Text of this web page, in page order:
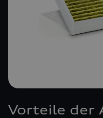
Vorteile der